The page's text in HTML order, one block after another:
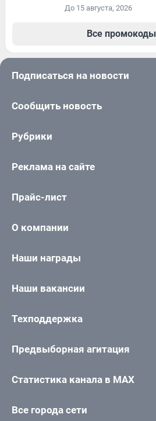
До 15 августа, 2026
Все промокоды
Подписаться на новости
Сообщить новость
Рубрики
Реклама на сайте
Прайс-лист
О компании
Наши награды
Наши вакансии
Техподдержка
Предвыборная агитация
Статистика канала в MAX
Все города сети